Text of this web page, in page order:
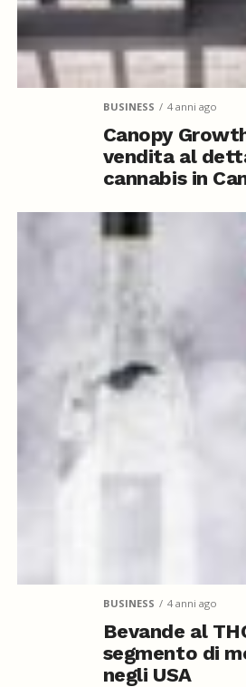
BUSINESS 4 anni ago
Canopy
vendita al
cannabis in
BUSINESS 4 anni ago
Bevande al
segmento di
negli USA